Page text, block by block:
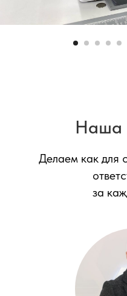
Наша
Делаем как для
за